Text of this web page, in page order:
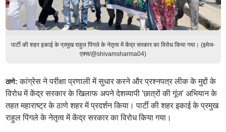
पार्टी की शहर इकाई के प्रमुख राहुल पिंगले के नेतृत्व में केंद्र सरकार का विरोध किया गया। (इमेज-
एक्स/@shivamsharma04)
ठाणे: कांग्रेस ने परीक्षा प्रणाली में सुधार करने और प्रश्नपत्र लीक के मुद्दों के
विरोध में केंद्र सरकार के खिलाफ अपने देशव्यापी 'छात्रों की गूंज' अभियान के
तहत महाराष्ट्र के ठाणे शहर में प्रदर्शन किया। पार्टी की शहर इकाई के प्रमुख
राहुल पिंगले के नेतृत्व में केंद्र सरकार का विरोध किया गया।